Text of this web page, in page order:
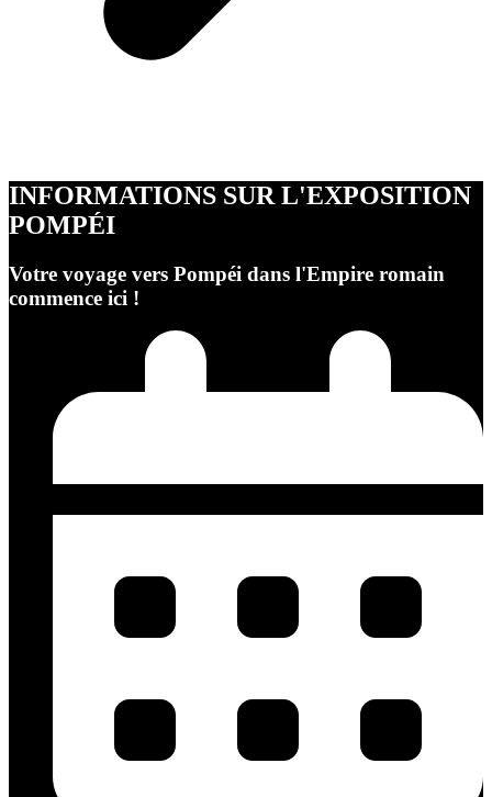
INFORMATIONS SUR L'EXPOSITION
POMPÉI
Votre voyage vers Pompéi dans l'Empire romain
commence ici !